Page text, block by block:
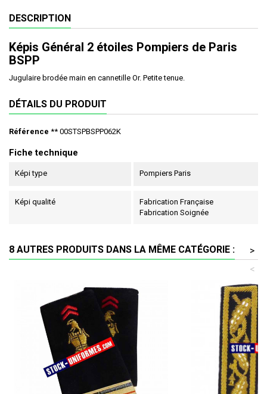
DESCRIPTION
Képis Général 2 étoiles Pompiers de Paris
BSPP
Jugulaire brodée main en cannetille Or. Petite tenue.
DÉTAILS DU PRODUIT
Référence ** 00STSPBSPP062K
Fiche technique
Képi type Pompiers Paris
Képi qualité
Fabrication Française
Fabrication Soignée
8 AUTRES PRODUITS DANS LA MÊME CATÉGORIE :
>
<